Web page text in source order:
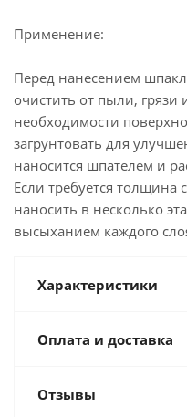
Применение:
Перед нанесением
очистить от пыли,
необходимости
загрунтовать для
наносится шпателем и
Если требуется толщина
наносить в несколько
высыханием каждого
Характеристики
Оплата и доставка
Отзывы